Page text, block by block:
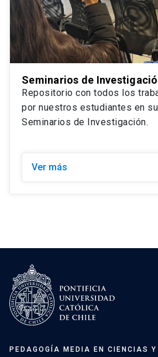
Seminarios de
Repositorio con todos los
por nuestros estudiantes en
Seminarios de Investigación.
Ver más
PEDAGOGÍA MEDIA EN CIENCIAS